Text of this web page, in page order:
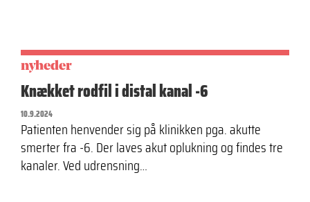
nyheder
Knækket rodfil i distal kanal -6
10.9.2024
Patienten henvender sig på klinikken pga. akutte
smerter fra -6. Der laves akut oplukning og findes tre
kanaler. Ved udrensning…